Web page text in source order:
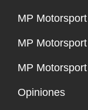
MP
MP
MP
Opiniones